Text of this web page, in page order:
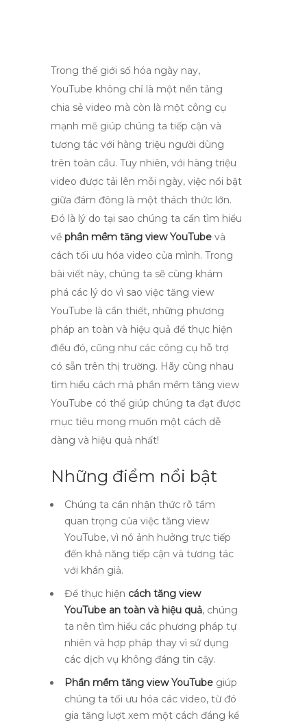
Trong thế giới số hóa ngày nay,
YouTube không chỉ là một nền tảng
chia sẻ video mà còn là một công cụ
mạnh mẽ giúp chúng ta tiếp cận và
tương tác với hàng triệu người dùng
trên toàn cầu. Tuy nhiên, với hàng triệu
video được tải lên mỗi ngày, việc nổi bật
giữa đám đông là một thách thức lớn.
Đó là lý do tại sao chúng ta cần tìm hiểu
về phần mềm tăng view YouTube và
cách tối ưu hóa video của mình. Trong
bài viết này, chúng ta sẽ cùng khám
phá các lý do vì sao việc tăng view
YouTube là cần thiết, những phương
pháp an toàn và hiệu quả để thực hiện
điều đó, cũng như các công cụ hỗ trợ
có sẵn trên thị trường. Hãy cùng nhau
tìm hiểu cách mà phần mềm tăng view
YouTube có thể giúp chúng ta đạt được
mục tiêu mong muốn một cách dễ
dàng và hiệu quả nhất!
Những điểm nổi bật
Chúng ta cần nhận thức rõ tầm
quan trọng của việc tăng view
YouTube, vì nó ảnh hưởng trực tiếp
đến khả năng tiếp cận và tương tác
với khán giả.
Để thực hiện cách tăng view
YouTube an toàn và hiệu quả, chúng
ta nên tìm hiểu các phương pháp tự
nhiên và hợp pháp thay vì sử dụng
các dịch vụ không đáng tin cậy.
Phần mềm tăng view YouTube giúp
chúng ta tối ưu hóa các video, từ đó
gia tăng lượt xem một cách đáng kể